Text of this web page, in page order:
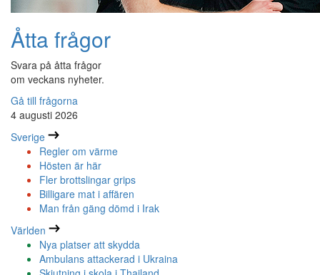
Åtta frågor
Svara på åtta frågor
om veckans nyheter.
Gå till frågorna
4 augusti 2026
Sverige
Regler om värme
Hösten är här
Fler brottslingar grips
Billigare mat i affären
Man från gäng dömd i Irak
Världen
Nya platser att skydda
Ambulans attackerad i Ukraina